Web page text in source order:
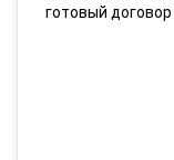
готовый договор